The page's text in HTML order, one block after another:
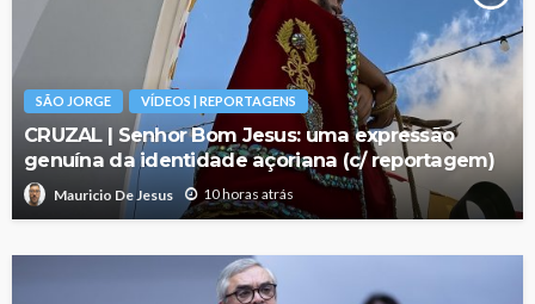
SÃO JORGE VÍDEOS | REPORTAGENS
CRUZAL | Senhor Bom Jesus: uma expressão
genuína da identidade açoriana (c/ reportagem)
Mauricio De Jesus 10 horas atrás